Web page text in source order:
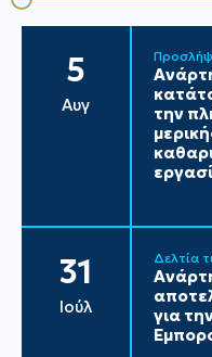
5
Αυγ
την
31
Ιούλ
Δελτία
για